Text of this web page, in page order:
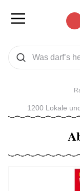
Was wollen Sie suchen
Suchen
1200 Lokale